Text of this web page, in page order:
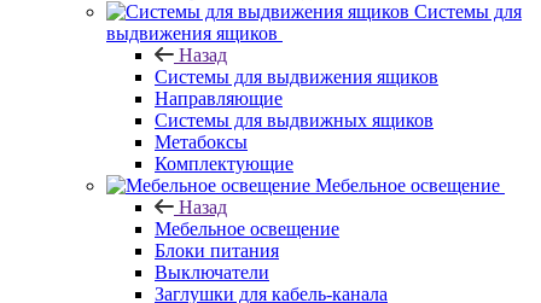
Системы для
выдвижения ящиков
Назад
Системы для выдвижения ящиков
Направляющие
Системы для выдвижных ящиков
Метабоксы
Комплектующие
Мебельное освещение
Назад
Мебельное освещение
Блоки питания
Выключатели
Заглушки для кабель-канала